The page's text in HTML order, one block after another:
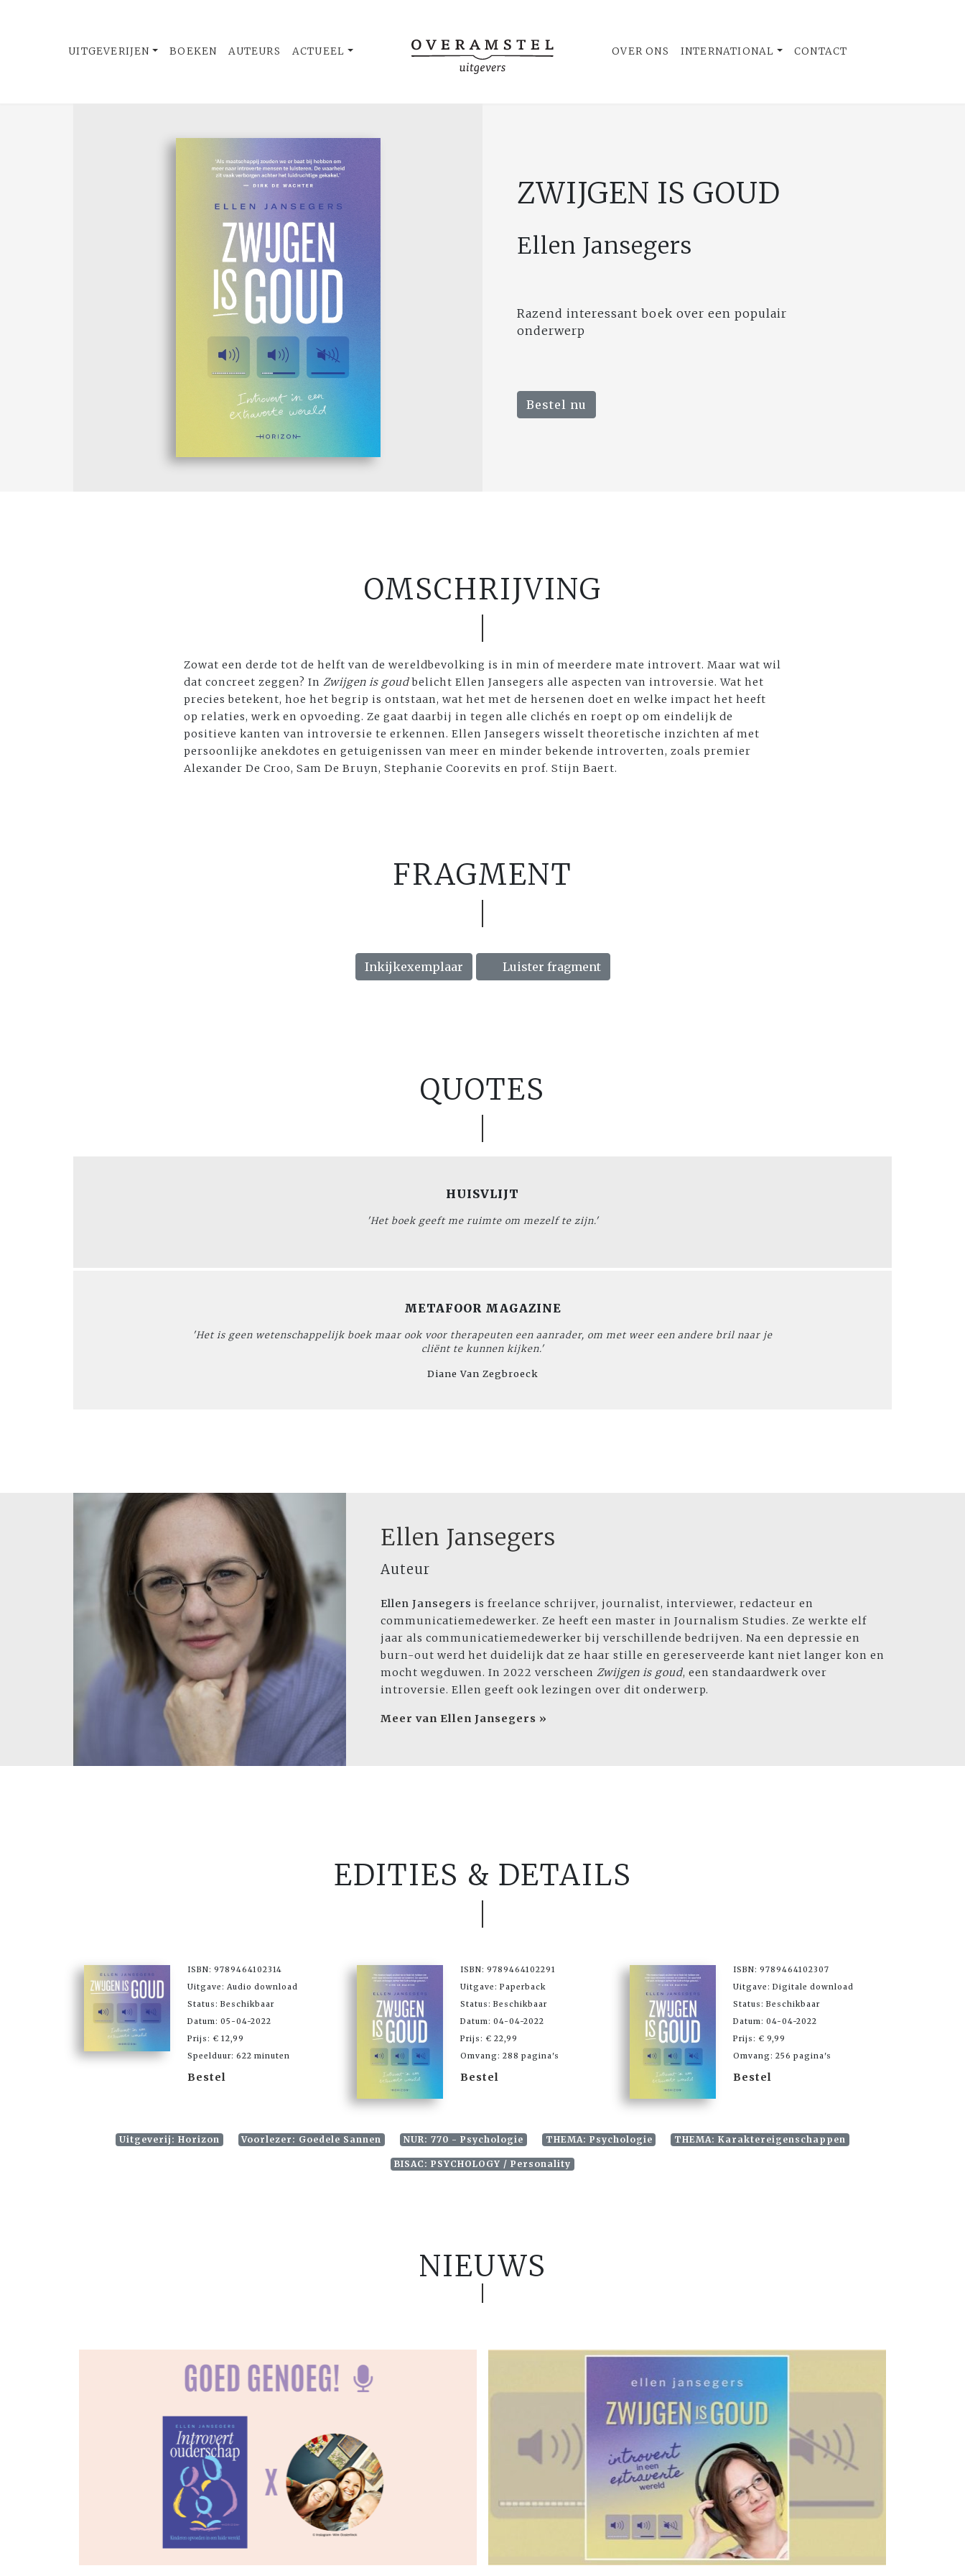
UITGEVERIJEN BOEKEN AUTEURS ACTUEEL OVER ONS INTERNATIONAL CONTACT
ZWIJGEN IS GOUD
Ellen Jansegers
Razend interessant boek over een populair
onderwerp
Bestel nu
OMSCHRIJVING
Zowat een derde tot de helft van de wereldbevolking is in min of meerdere mate introvert. Maar wat wil
dat concreet zeggen? In Zwijgen is goudbelicht Ellen Jansegers alle aspecten van introversie. Wat het
precies betekent, hoe het begrip is ontstaan, wat het met de hersenen doet en welke impact het heeft
op relaties, werk en opvoeding. Ze gaat daarbij in tegen alle clichés en roept op om eindelijk de
positieve kanten van introversie te erkennen. Ellen Jansegers wisselt theoretische inzichten af met
persoonlijke anekdotes en getuigenissen van meer en minder bekende introverten, zoals premier
Alexander De Croo, Sam De Bruyn, Stephanie Coorevits en prof. Stijn Baert.
FRAGMENT
Inkijkexemplaar Luister fragment
QUOTES
HUISVLIJT
'Het boek geeft me ruimte om mezelf te zijn.'
METAFOOR MAGAZINE
'Het is geen wetenschappelijk boek maar ook voor therapeuten een aanrader, om met weer een andere bril naar je
cliënt te kunnen kijken.'
Diane Van Zegbroeck
Ellen Jansegers
Auteur
Ellen Jansegers is freelance schrijver, journalist, interviewer, redacteur en
communicatiemedewerker. Ze heeft een master in Journalism Studies. Ze werkte elf
jaar als communicatiemedewerker bij verschillende bedrijven. Na een depressie en
burn-out werd het duidelijk dat ze haar stille en gereserveerde kant niet langer kon en
mocht wegduwen. In 2022 verscheen Zwijgen is goud, een standaardwerk over
introversie. Ellen geeft ook lezingen over dit onderwerp.
Meer van Ellen Jansegers »
EDITIES & DETAILS
ISBN: 9789464102314
Uitgave: Audio download
Status: Beschikbaar
Datum: 05-04-2022
Prijs: € 12,99
Speelduur: 622 minuten
Bestel
ISBN: 9789464102291
Uitgave: Paperback
Status: Beschikbaar
Datum: 04-04-2022
Prijs: € 22,99
Omvang: 288 pagina's
Bestel
ISBN: 9789464102307
Uitgave: Digitale download
Status: Beschikbaar
Datum: 04-04-2022
Prijs: € 9,99
Omvang: 256 pagina's
Bestel
Uitgeverij: Horizon Voorlezer: Goedele Sannen NUR: 770 - Psychologie THEMA: Psychologie THEMA: Karaktereigenschappen
BISAC: PSYCHOLOGY / Personality
NIEUWS